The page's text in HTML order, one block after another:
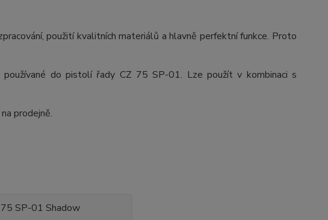
použití kvalitních materiálů a hlavně perfektní funkce. Proto
do pistolí řady CZ 75 SP-01. Lze použít v kombinaci s
prodejně.
SP-01 Shadow